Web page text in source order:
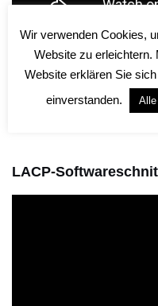
D34-
LACP-
Wir verwenden Cookies,
Website zu erleichtern.
Website erklären Sie
einverstanden.